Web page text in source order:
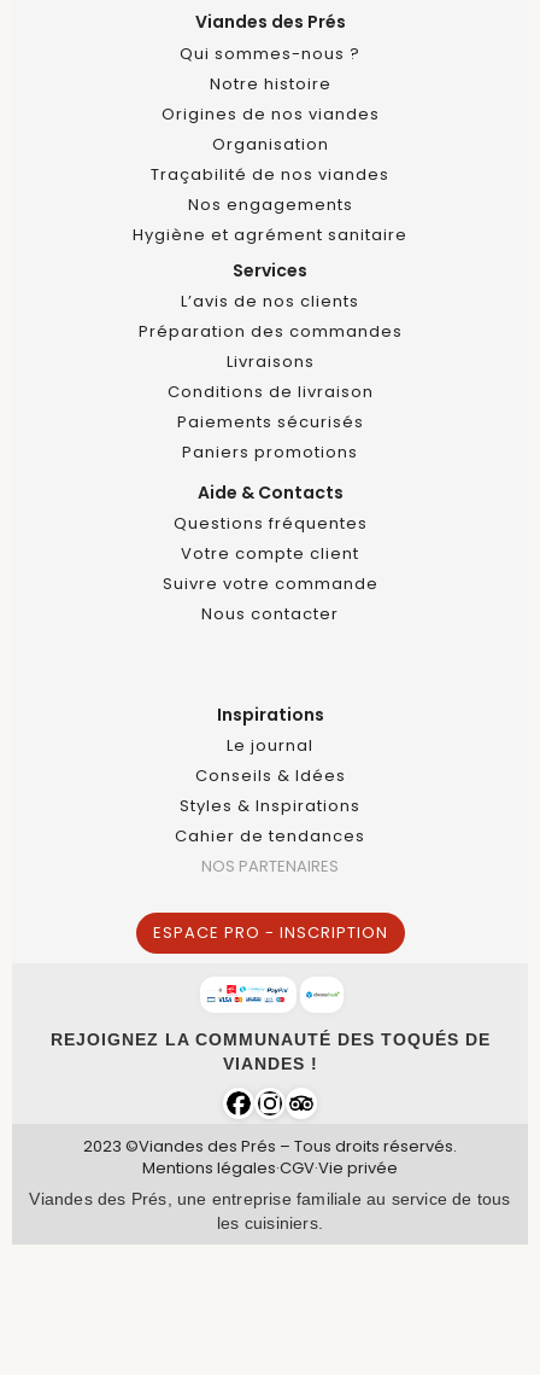
Viandes des Prés
Qui sommes-nous ?
Notre histoire
Origines de nos viandes
Organisation
Traçabilité de nos viandes
Nos engagements
Hygiène et agrément sanitaire
Services
L’avis de nos clients
Préparation des commandes
Livraisons
Conditions de livraison
Paiements sécurisés
Paniers promotions
Aide & Contacts
Questions fréquentes
Votre compte client
Suivre votre commande
Nous contacter
Inspirations
Le journal
Conseils & Idées
Styles & Inspirations
Cahier de tendances
NOS PARTENAIRES
ESPACE PRO - INSCRIPTION
REJOIGNEZ LA COMMUNAUTÉ DES TOQUÉS DE
VIANDES !
2023 ©Viandes des Prés – Tous droits réservés.
Mentions légales·CGV·Vie privée
Viandes des Prés, une entreprise familiale au service de tous
les cuisiniers.